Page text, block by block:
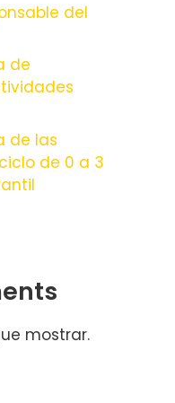
del
de
de las
de 0 a 3
mostrar.